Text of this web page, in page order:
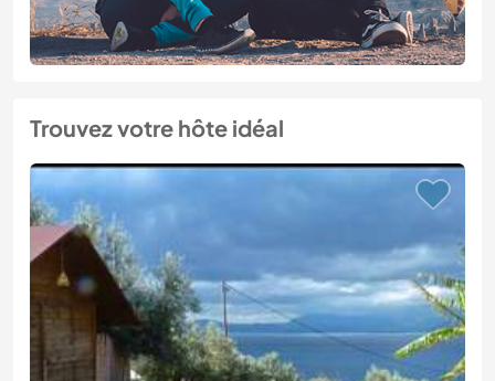
Trouvez votre hôte idéal